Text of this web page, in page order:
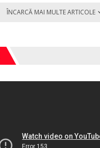
ÎNCARCĂ MAI MULTE ARTICOLE